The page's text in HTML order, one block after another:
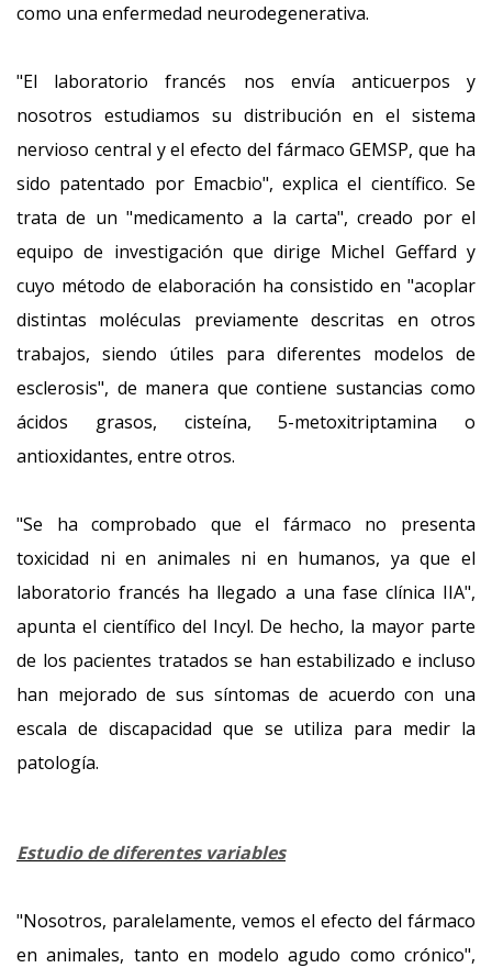
como una enfermedad neurodegenerativa.
"El laboratorio francés nos envía anticuerpos y
nosotros estudiamos su distribución en el sistema
nervioso central y el efecto del fármaco GEMSP, que ha
sido patentado por Emacbio", explica el científico. Se
trata de un "medicamento a la carta", creado por el
equipo de investigación que dirige Michel Geffard y
cuyo método de elaboración ha consistido en "acoplar
distintas moléculas previamente descritas en otros
trabajos, siendo útiles para diferentes modelos de
esclerosis", de manera que contiene sustancias como
ácidos grasos, cisteína, 5-metoxitriptamina o
antioxidantes, entre otros.
"Se ha comprobado que el fármaco no presenta
toxicidad ni en animales ni en humanos, ya que el
laboratorio francés ha llegado a una fase clínica IIA",
apunta el científico del Incyl. De hecho, la mayor parte
de los pacientes tratados se han estabilizado e incluso
han mejorado de sus síntomas de acuerdo con una
escala de discapacidad que se utiliza para medir la
patología.
Estudio de diferentes variables
"Nosotros, paralelamente, vemos el efecto del fármaco
en animales, tanto en modelo agudo como crónico",